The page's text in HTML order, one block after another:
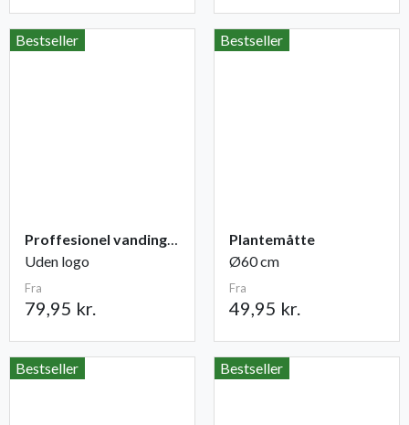
Bestseller
Proffesionel vandingspose 100 liter
Uden logo
Fra
79,95 kr.
Bestseller
Plantemåtte
Ø60 cm
Fra
49,95 kr.
Bestseller Bestseller